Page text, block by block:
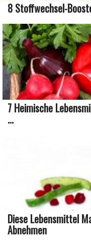
8 Stoffwechsel-
7 Heimische
...
Diese Lebensmittel
Abnehmen